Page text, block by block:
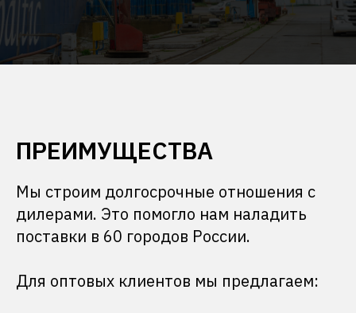
ПРЕИМУЩЕСТВА
Мы строим долгосрочные отношения с
дилерами. Это помогло нам наладить
поставки в 60 городов России.
Для оптовых клиентов мы предлагаем: